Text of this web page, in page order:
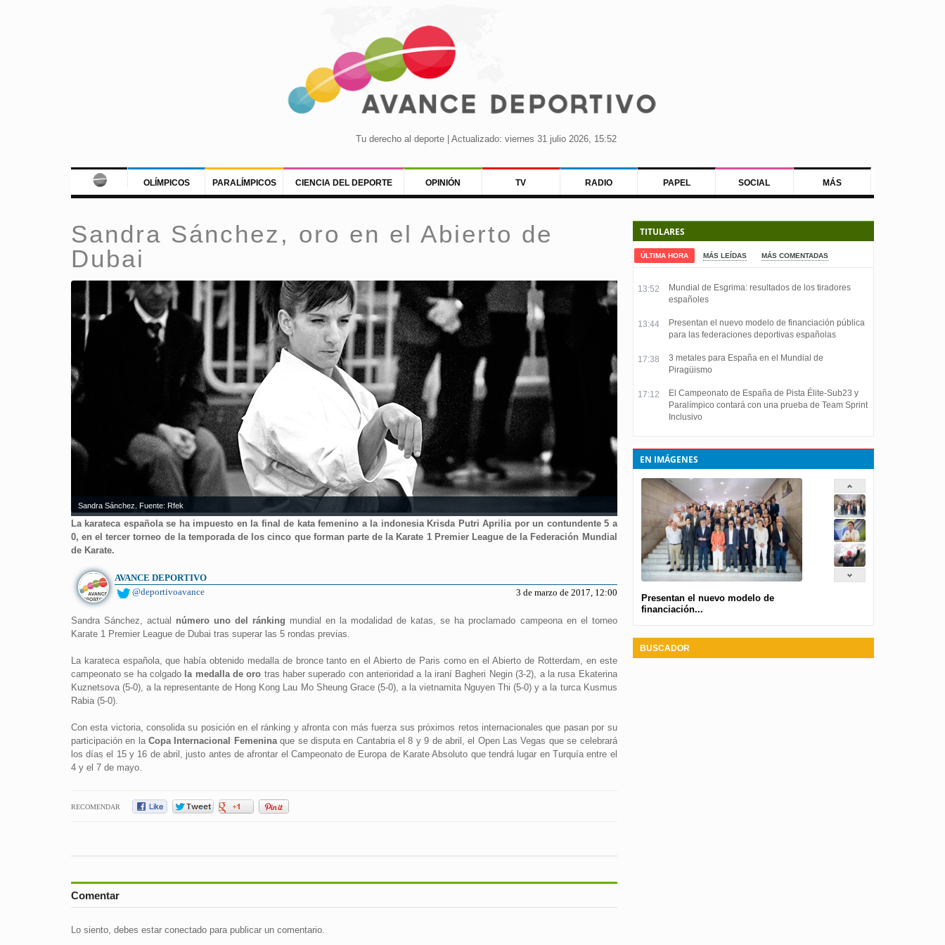
Tu derecho al deporte | Actualizado: viernes 31 julio 2026, 15:52
OLÍMPICOS PARALÍMPICOS CIENCIA DEL DEPORTE OPINIÓN TV RADIO PAPEL SOCIAL MÁS
Sandra Sánchez, oro en el Abierto de
Dubai
Sandra Sánchez. Fuente: Rfek
La karateca española se ha impuesto en la final de kata femenino a la indonesia Krisda Putri Aprilia por un contundente 5 a
0, en el tercer torneo de la temporada de los cinco que forman parte de la Karate 1 Premier League de la Federación Mundial
de Karate.
AVANCE DEPORTIVO
@deportivoavance
3 de marzo de 2017, 12:00
Sandra Sánchez, actual número uno del ránking mundial en la modalidad de katas, se ha proclamado campeona en el torneo
Karate 1 Premier League de Dubai tras superar las 5 rondas previas.
La karateca española, que había obtenido medalla de bronce tanto en el Abierto de Paris como en el Abierto de Rotterdam, en este
campeonato se ha colgado la medalla de oro tras haber superado con anterioridad a la iraní Bagheri Negin (3-2), a la rusa Ekaterina
Kuznetsova (5-0), a la representante de Hong Kong Lau Mo Sheung Grace (5-0), a la vietnamita Nguyen Thi (5-0) y a la turca Kusmus
Rabia (5-0).
Con esta victoria, consolida su posición en el ránking y afronta con más fuerza sus próximos retos internacionales que pasan por su
participación en la Copa Internacional Femeninaque se disputa en Cantabria el 8 y 9 de abril, el Open Las Vegas que se celebrará
los días el 15 y 16 de abril, justo antes de afrontar el Campeonato de Europa de Karate Absoluto que tendrá lugar en Turquía entre el
4 y el 7 de mayo.
RECOMENDAR
Comentar
Lo siento, debes estar conectadopara publicar un comentario.
TITULARES
ÚLTIMA HORA MÁS LEÍDAS MÁS COMENTADAS
13:52
Mundial de Esgrima: resultados de los tiradores
españoles
13:44
Presentan el nuevo modelo de financiación pública
para las federaciones deportivas españolas
17:38
3 metales para España en el Mundial de
Piragüismo
17:12
El Campeonato de España de Pista Élite-Sub23 y
Paralímpico contará con una prueba de Team Sprint
Inclusivo
EN IMÁGENES
Presentan el nuevo modelo de
financiación...
BUSCADOR